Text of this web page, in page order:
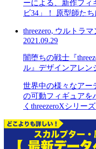
ーによる、新作フィ
ビ34」！ 原型師た
threezero, ウルトラ
2021.09.29
闇堕ちの戦士『
ル』デザインアレ
世界中の様々なアー
の可動フィギュアを
くthreezeroXシリー